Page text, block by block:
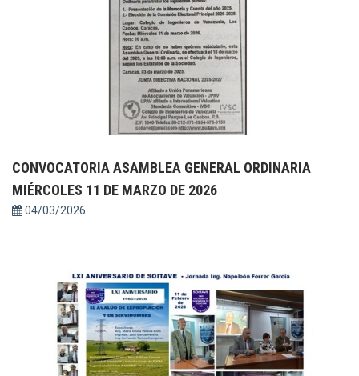
CONVOCATORIA ASAMBLEA GENERAL ORDINARIA
MIÉRCOLES 11 DE MARZO DE 2026
04/03/2026